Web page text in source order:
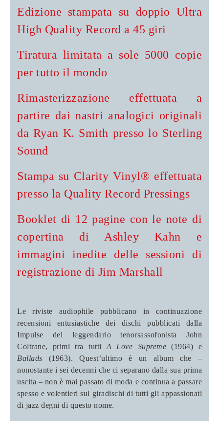
Edizione stampata su doppio Ultra
High Quality Record a 45 giri
Tiratura limitata a sole 5000 copie
per tutto il mondo
Rimasterizzazione effettuata a
partire dai nastri analogici originali
da Ryan K. Smith presso lo Sterling
Sound
Stampa su Clarity Vinyl® effettuata
presso la Quality Record Pressings
Booklet di 12 pagine con le note di
copertina di Ashley Kahn e
immagini inedite delle sessioni di
registrazione di Jim Marshall
Le riviste audiophile pubblicano in continuazione
recensioni entusiastiche dei dischi pubblicati dalla
Impulse del leggendario tenorsassofonista John
Coltrane, primi tra tutti A Love Supreme (1964) e
Ballads (1963). Quest’ultimo è un album che –
nonostante i sei decenni che ci separano dalla sua prima
uscita – non è mai passato di moda e continua a passare
spesso e volentieri sul giradischi di tutti gli appassionati
di jazz degni di questo nome.